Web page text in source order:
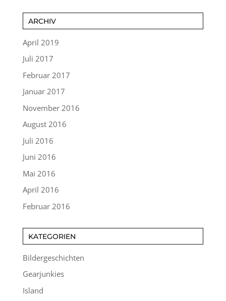
ARCHIV
April 2019
Juli 2017
Februar 2017
Januar 2017
November 2016
August 2016
Juli 2016
Juni 2016
Mai 2016
April 2016
Februar 2016
KATEGORIEN
Bildergeschichten
Gearjunkies
Island